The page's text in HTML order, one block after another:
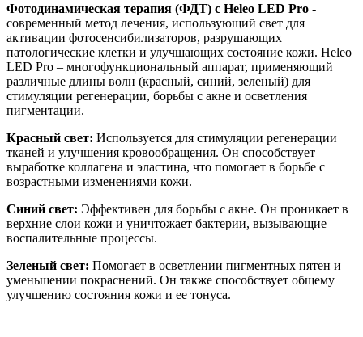
Фотодинамическая терапия (ФДТ) с Heleo LED Pro -
современный метод лечения, использующий свет для
активации фотосенсибилизаторов, разрушающих
патологические клетки и улучшающих состояние кожи. Heleo
LED Pro – многофункциональный аппарат, применяющий
различные длины волн (красный, синий, зеленый) для
стимуляции регенерации, борьбы с акне и осветления
пигментации.
Красный свет: Используется для стимуляции регенерации
тканей и улучшения кровообращения. Он способствует
выработке коллагена и эластина, что помогает в борьбе с
возрастными изменениями кожи.
Синий свет: Эффективен для борьбы с акне. Он проникает в
верхние слои кожи и уничтожает бактерии, вызывающие
воспалительные процессы.
Зеленый свет: Помогает в осветлении пигментных пятен и
уменьшении покраснений. Он также способствует общему
улучшению состояния кожи и ее тонуса.